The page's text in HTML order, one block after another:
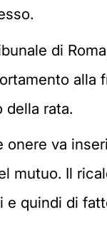
di
della rata.
onere va
mutuo. Il
e quindi di